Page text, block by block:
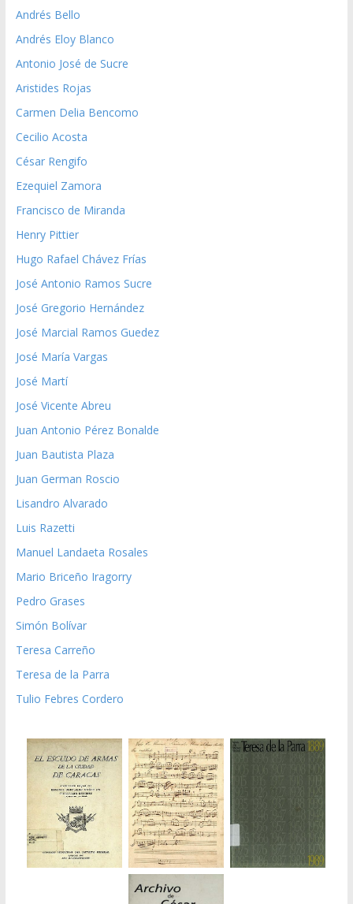
Andrés Bello
Andrés Eloy Blanco
Antonio José de Sucre
Aristides Rojas
Carmen Delia Bencomo
Cecilio Acosta
César Rengifo
Ezequiel Zamora
Francisco de Miranda
Henry Pittier
Hugo Rafael Chávez Frías
José Antonio Ramos Sucre
José Gregorio Hernández
José Marcial Ramos Guedez
José María Vargas
José Martí
José Vicente Abreu
Juan Antonio Pérez Bonalde
Juan Bautista Plaza
Juan German Roscio
Lisandro Alvarado
Luis Razetti
Manuel Landaeta Rosales
Mario Briceño Iragorry
Pedro Grases
Simón Bolívar
Teresa Carreño
Teresa de la Parra
Tulio Febres Cordero